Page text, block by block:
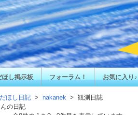
ほし掲示板 フォーラム！ お気に入り♪
ほし日記 > nakanek > 観測日誌
の日記